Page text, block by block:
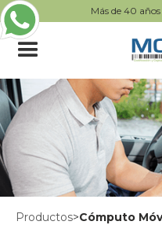
Más de 40
Productos>Cómputo